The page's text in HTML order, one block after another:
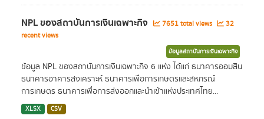
NPL ของสถาบันการเงินเฉพาะกิจ 7651 total views
32
recent views
ข้อมูลสถาบันการเงินเฉพาะกิจ
ข้อมูล NPL ของสถาบันการเงินเฉพาะกิจ 6 แห่ง ได้แก่ ธนาคารออมสิน
ธนาคารอาคารสงเคราะห์ ธนาคารเพื่อการเกษตรและสหกรณ์
การเกษตร ธนาคารเพื่อการส่งออกและนำเข้าแห่งประเทศไทย...
XLSX CSV